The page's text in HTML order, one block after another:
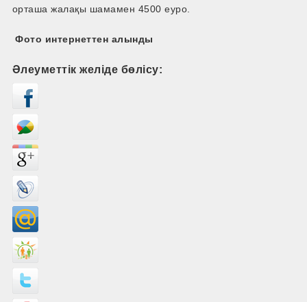
орташа жалақы шамамен 4500 еуро.
Фото интернеттен алынды
Әлеуметтік желіде бөлісу: